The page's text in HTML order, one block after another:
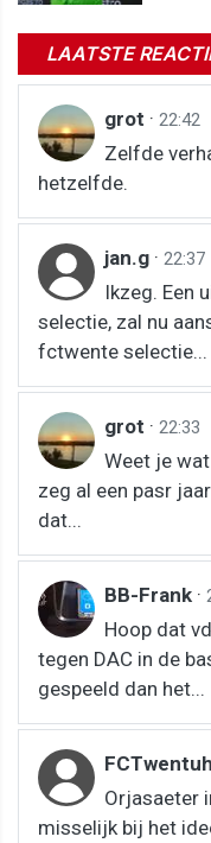
LAATSTE
grot · 22:42
Zelfde
hetzelfde.
jan.g · 22:37
Ikzeg. Een
selectie, zal nu
fctwente selectie...
grot · 22:33
Weet je
zeg al een pasr
dat...
BB-Frank ·
Hoop dat
tegen DAC in de
gespeeld dan het...
Orjasaeter
misselijk bij het